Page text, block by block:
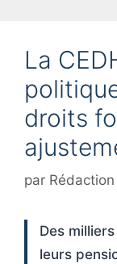
La
droits
par
Des
leurs